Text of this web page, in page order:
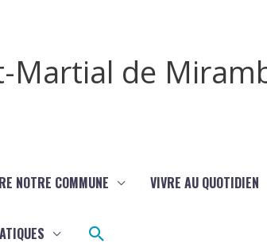
Martial de
NOTRE COMMUNE VIVRE AU QUOTIDIEN
Rechercher